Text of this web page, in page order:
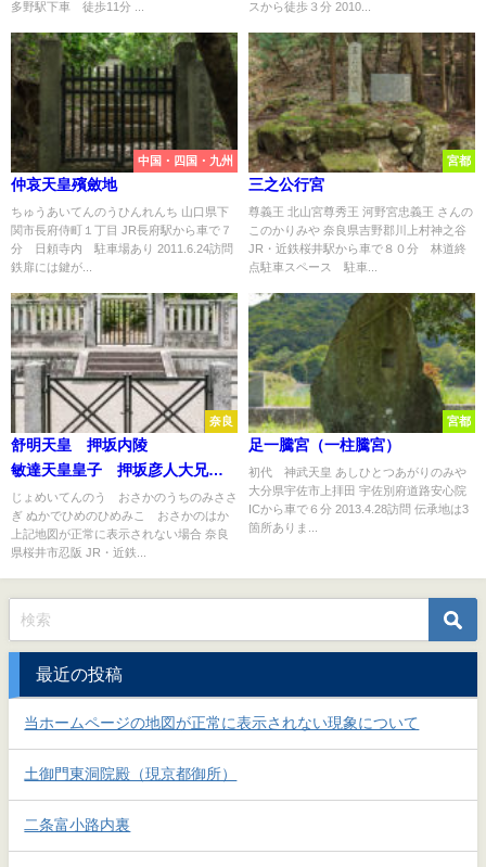
多野駅下車 徒歩11分 ...
スから徒歩３分 2010...
中国・四国・九州
仲哀天皇殯斂地
ちゅうあいてんのうひんれんち 山口県下
関市長府侍町１丁目 JR長府駅から車で７
分 日頼寺内 駐車場あり 2011.6.24訪問
鉄扉には鍵が...
宮都
三之公行宮
尊義王 北山宮尊秀王 河野宮忠義王 さんの
このかりみや 奈良県吉野郡川上村神之谷
JR・近鉄桜井駅から車で８０分 林道終
点駐車スペース 駐車...
奈良
舒明天皇 押坂内陵
敏達天皇皇子 押坂彦人大兄皇
子妃 糠手姫皇女 押坂墓
じょめいてんのう おさかのうちのみささ
ぎ ぬかでひめのひめみこ おさかのはか
上記地図が正常に表示されない場合 奈良
県桜井市忍阪 JR・近鉄...
宮都
足一騰宮（一柱騰宮）
初代 神武天皇 あしひとつあがりのみや
大分県宇佐市上拝田 宇佐別府道路安心院
ICから車で６分 2013.4.28訪問 伝承地は3
箇所ありま...
最近の投稿
当ホームページの地図が正常に表示されない現象について
土御門東洞院殿（現京都御所）
二条富小路内裏